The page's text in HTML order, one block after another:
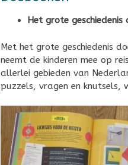
Het grote geschiedenis
Met het grote geschiedenis
neemt de kinderen mee op
allerlei gebieden van
puzzels, vragen en knutsels,